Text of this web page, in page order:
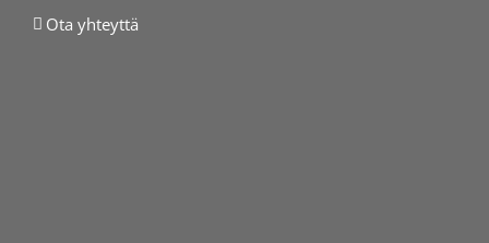
Ota yhteyttä